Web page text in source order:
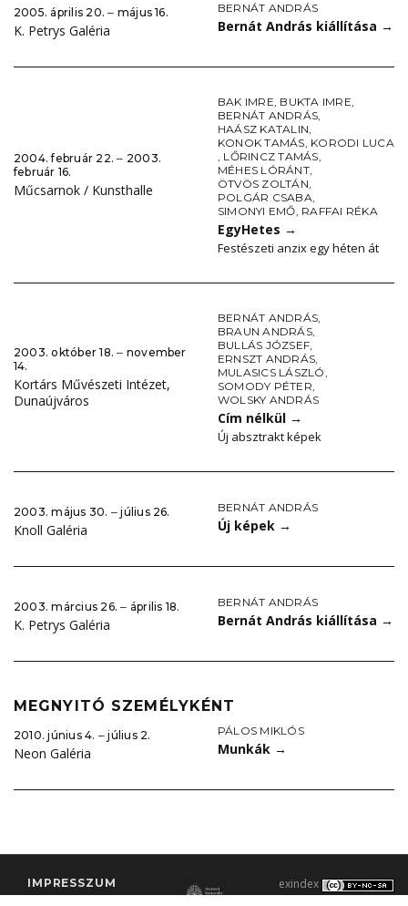
2005. április 20. ‒ május 16.
K. Petrys Galéria
BERNÁT ANDRÁS
Bernát András kiállítása →
2004. február 22. ‒ 2003.
február 16.
Műcsarnok / Kunsthalle
BAK IMRE, BUKTA IMRE,
BERNÁT ANDRÁS,
HAÁSZ KATALIN,
KONOK TAMÁS, KORODI LUCA
, LŐRINCZ TAMÁS,
MÉHES LÓRÁNT,
ÖTVÖS ZOLTÁN,
POLGÁR CSABA,
SIMONYI EMŐ, RAFFAI RÉKA
EgyHetes →
Festészeti anzix egy héten át
2003. október 18. ‒ november
14.
Kortárs Művészeti Intézet,
Dunaújváros
BERNÁT ANDRÁS,
BRAUN ANDRÁS,
BULLÁS JÓZSEF,
ERNSZT ANDRÁS,
MULASICS LÁSZLÓ,
SOMODY PÉTER,
WOLSKY ANDRÁS
Cím nélkül →
Új absztrakt képek
2003. május 30. ‒ július 26.
Knoll Galéria
BERNÁT ANDRÁS
Új képek →
2003. március 26. ‒ április 18.
K. Petrys Galéria
BERNÁT ANDRÁS
Bernát András kiállítása →
MEGNYITÓ SZEMÉLYKÉNT
2010. június 4. ‒ július 2.
Neon Galéria
PÁLOS MIKLÓS
Munkák →
IMPRESSZUM
exindex